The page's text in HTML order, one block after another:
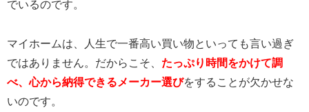
でいるのです。
マイホームは、人生で一番高い買い物といっても言い過ぎ
ではありません。だからこそ、 たっぷり時間をかけて調
べ、心から納得できるメーカー選びをすることが欠かせな
いのです。